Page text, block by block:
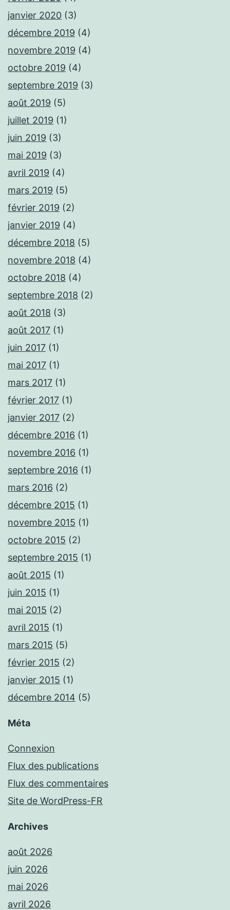
janvier 2020 (3)
décembre 2019 (4)
novembre 2019 (4)
octobre 2019 (4)
septembre 2019 (3)
août 2019 (5)
juillet 2019 (1)
juin 2019 (3)
mai 2019 (3)
avril 2019 (4)
mars 2019 (5)
février 2019 (2)
janvier 2019 (4)
décembre 2018 (5)
novembre 2018 (4)
octobre 2018 (4)
septembre 2018 (2)
août 2018 (3)
août 2017 (1)
juin 2017 (1)
mai 2017 (1)
mars 2017 (1)
février 2017 (1)
janvier 2017 (2)
décembre 2016 (1)
novembre 2016 (1)
septembre 2016 (1)
mars 2016 (2)
décembre 2015 (1)
novembre 2015 (1)
octobre 2015 (2)
septembre 2015 (1)
août 2015 (1)
juin 2015 (1)
mai 2015 (2)
avril 2015 (1)
mars 2015 (5)
février 2015 (2)
janvier 2015 (1)
décembre 2014 (5)
Méta
Connexion
Flux des publications
Flux des commentaires
Site de WordPress-FR
Archives
août 2026
juin 2026
mai 2026
avril 2026